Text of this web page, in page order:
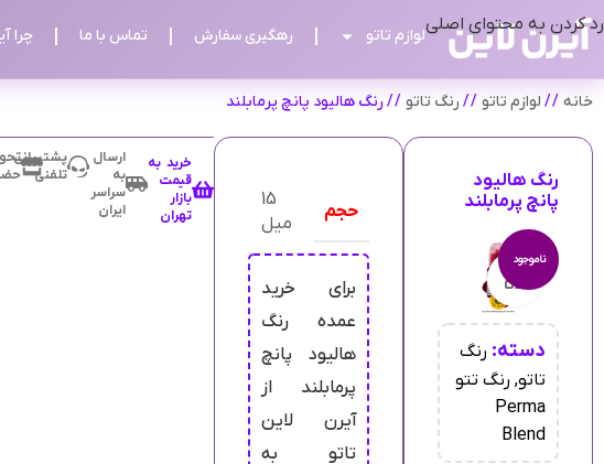
رد کردن به محتوای اصلی
لوازم تاتو رهگیری سفارش تماس با ما چرا
خانه / لوازم تاتو / رنگ تاتو / رنگ هالیود پانچ پرمابلند
رنگ هالیود
پانچ پرمابلند
ناموجود
بزرگنمایی تصویر
دسته: رنگ
تاتو, رنگ تتو
Perma
Blend
حجم
15
میل
برای خرید
عمده رنگ
هالیود پانچ
پرمابلند از
آیرن لاین
تاتو به
خرید به
قیمت
بازار
تهران
ارسال
به
سراسر
ایران
پشتیبانی
تلفنی